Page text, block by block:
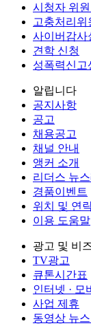
시청자 위원
고충처리위
사이버감사
견학 신청
성폭력신고
알립니다
공지사항
공고
채용공고
채널 안내
앵커 소개
리더스 뉴
경품이벤트
위치 및 연
이용 도움말
광고 및 비
TV광고
큐톤시간표
인터넷 · 모
사업 제휴
동영상 뉴